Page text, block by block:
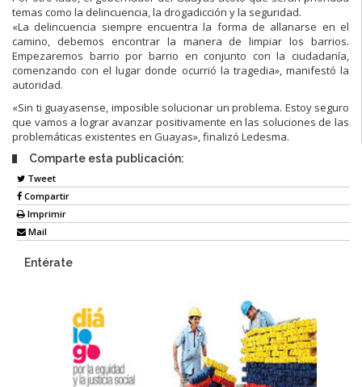
temas como la delincuencia, la drogadicción y la seguridad.
«La delincuencia siempre encuentra la forma de allanarse en el
camino, debemos encontrar la manera de limpiar los barrios.
Empezaremos barrio por barrio en conjunto con la ciudadanía,
comenzando con el lugar donde ocurrió la tragedia», manifestó la
autoridad.
«Sin ti guayasense, imposible solucionar un problema. Estoy seguro
que vamos a lograr avanzar positivamente en las soluciones de las
problemáticas existentes en Guayas», finalizó Ledesma.
Comparte esta publicación:
Tweet
Compartir
Imprimir
Mail
Entérate